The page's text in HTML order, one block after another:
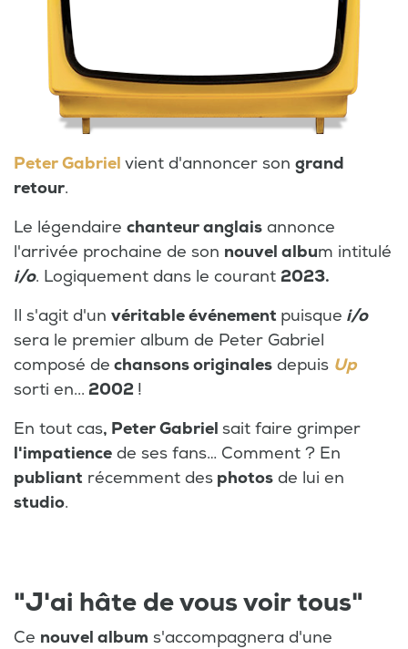
Peter Gabriel vient d'annoncer son grand
retour.
Le légendaire chanteur anglais annonce
l'arrivée prochaine de son nouvel album intitulé
i/o. Logiquement dans le courant 2023.
Il s'agit d'un véritable événement puisque i/o
sera le premier album de Peter Gabriel
composé de chansons originales depuis Up
sorti en... 2002 !
En tout cas, Peter Gabriel sait faire grimper
l'impatience de ses fans… Comment ? En
publiant récemment des photos de lui en
studio.
"J'ai hâte de vous voir tous"
Ce nouvel album s'accompagnera d'une